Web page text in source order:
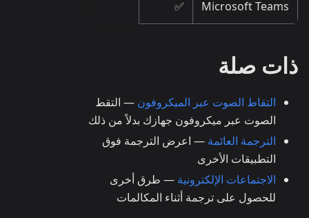
Microsoft Teams
✅
ذات صلة
التقاط الصوت عبر الميكروفون — التقط
الصوت عبر ميكروفون جهازك بدلاً من ذلك
الترجمة العائمة — اعرض الترجمة فوق
التطبيقات الأخرى
الاجتماعات الإلكترونية — طرق أخرى
للحصول على ترجمة أثناء المكالمات